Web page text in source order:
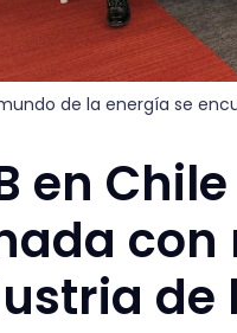
de la energía se
en
con
de